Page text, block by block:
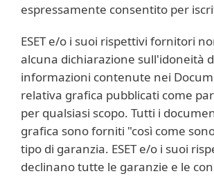
espressamente consentito per
ESET e/o i suoi rispettivi fornitori
alcuna dichiarazione sull'idoneità
informazioni contenute nei
relativa grafica pubblicati come
per qualsiasi scopo. Tutti i
grafica sono forniti "così come
tipo di garanzia. ESET e/o i suoi
declinano tutte le garanzie e le